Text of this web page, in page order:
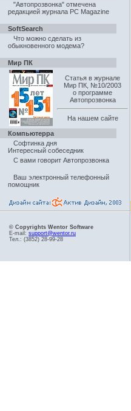
"Автопрозвонка" отмечена
редакцией журнала PC Magazine
SoftSearch
Что можно сделать из
обыкновенного модема?
Мир ПК
Статья в журнале
Мир ПК, №10/2003
о программе
Автопрозвонка
На нашем сайте
Компьютерра
Софтинка дня
Интересный собеседник
С вами говорит Автопрозвонка
Ваш электронный телефонный
помощник
© Copyrights Wentor Software
E-mail: support@wentor.ru
Тел.: (3852) 28-99-28